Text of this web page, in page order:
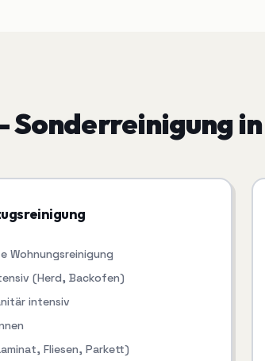
Sonderreinigungin
Wohnungsreinigung
(Herd, Backofen)
intensiv
Fliesen, Parkett)